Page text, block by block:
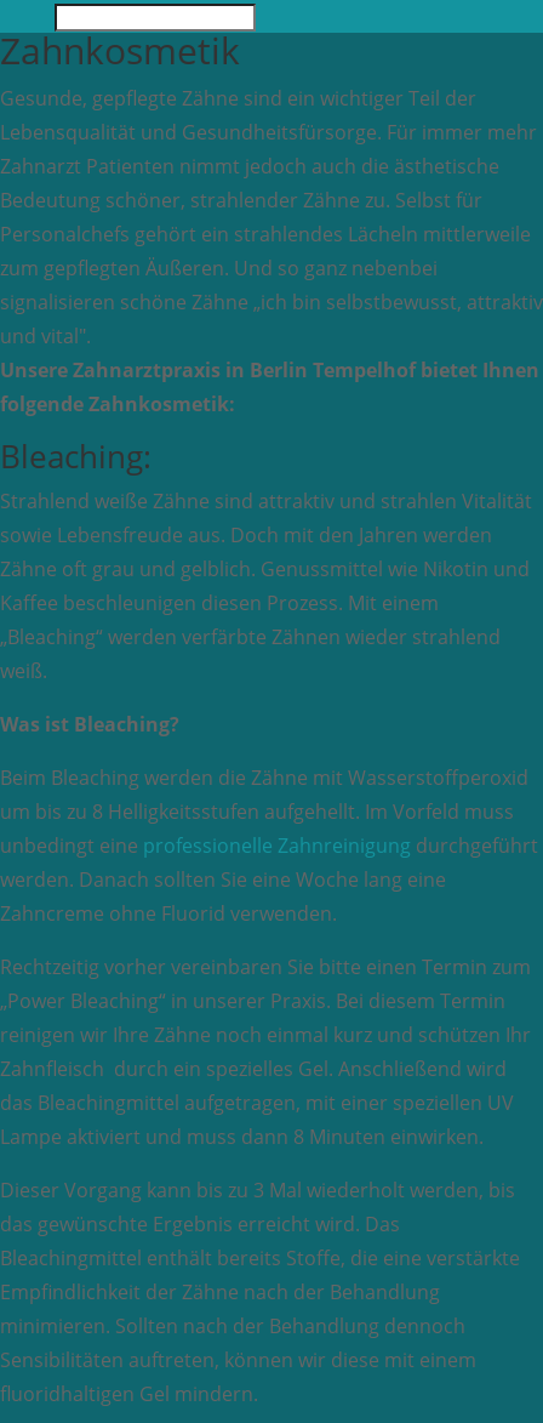
Zahnkosmetik
Gesunde, gepflegte Zähne sind ein wichtiger Teil der
Lebensqualität und Gesundheitsfürsorge. Für immer mehr
Zahnarzt Patienten nimmt jedoch auch die ästhetische
Bedeutung schöner, strahlender Zähne zu. Selbst für
Personalchefs gehört ein strahlendes Lächeln mittlerweile
zum gepflegten Äußeren. Und so ganz nebenbei
signalisieren schöne Zähne „ich bin selbstbewusst, attraktiv
und vital".
Unsere Zahnarztpraxis in Berlin Tempelhof bietet Ihnen
folgende Zahnkosmetik:
Bleaching:
Strahlend weiße Zähne sind attraktiv und strahlen Vitalität
sowie Lebensfreude aus. Doch mit den Jahren werden
Zähne oft grau und gelblich. Genussmittel wie Nikotin und
Kaffee beschleunigen diesen Prozess. Mit einem
„Bleaching“ werden verfärbte Zähnen wieder strahlend
weiß.
Was ist Bleaching?
Beim Bleaching werden die Zähne mit Wasserstoffperoxid
um bis zu 8 Helligkeitsstufen aufgehellt. Im Vorfeld muss
unbedingt eine professionelle Zahnreinigung durchgeführt
werden. Danach sollten Sie eine Woche lang eine
Zahncreme ohne Fluorid verwenden.
Rechtzeitig vorher vereinbaren Sie bitte einen Termin zum
„Power Bleaching“ in unserer Praxis. Bei diesem Termin
reinigen wir Ihre Zähne noch einmal kurz und schützen Ihr
Zahnfleisch durch ein spezielles Gel. Anschließend wird
das Bleachingmittel aufgetragen, mit einer speziellen UV
Lampe aktiviert und muss dann 8 Minuten einwirken.
Dieser Vorgang kann bis zu 3 Mal wiederholt werden, bis
das gewünschte Ergebnis erreicht wird. Das
Bleachingmittel enthält bereits Stoffe, die eine verstärkte
Empfindlichkeit der Zähne nach der Behandlung
minimieren. Sollten nach der Behandlung dennoch
Sensibilitäten auftreten, können wir diese mit einem
fluoridhaltigen Gel mindern.